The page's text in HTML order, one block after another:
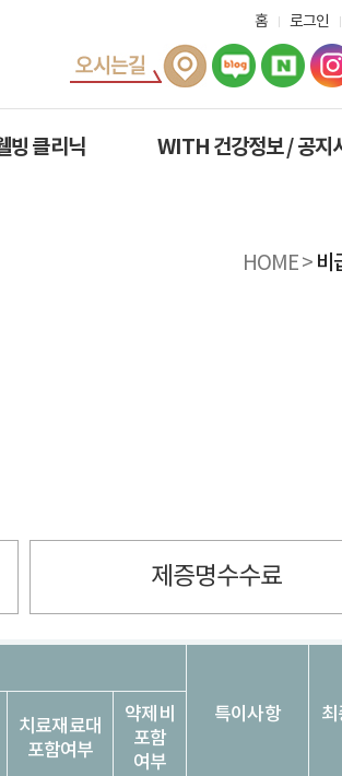
홈 로그인
빙 클리닉 WITH 건강정보 / 공지
HOME> 비
제증명수수료
특이사항
치료재료대
포함여부
약제비
포함
여부